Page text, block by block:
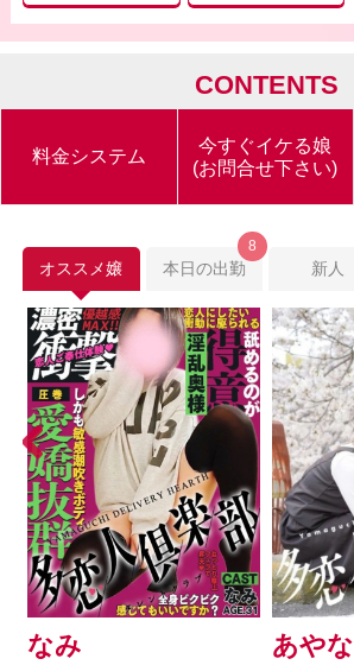
CONTENTS
料金システム
今すぐイケる娘
(お問合せ下さい)
オススメ嬢 本日の出勤
8
新人
なみ あやな